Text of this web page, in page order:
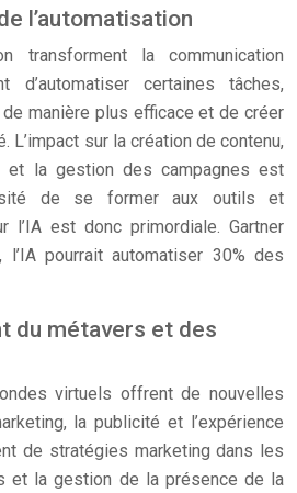
l’automatisation
transforment la communication
d’automatiser certaines tâches,
manière plus efficace et de créer
L’impact sur la création de contenu,
et la gestion des campagnes est
de se former aux outils et
l’IA est donc primordiale. Gartner
l’IA pourrait automatiser 30% des
du métavers et des
virtuels offrent de nouvelles
la publicité et l’expérience
de stratégies marketing dans les
et la gestion de la présence de la